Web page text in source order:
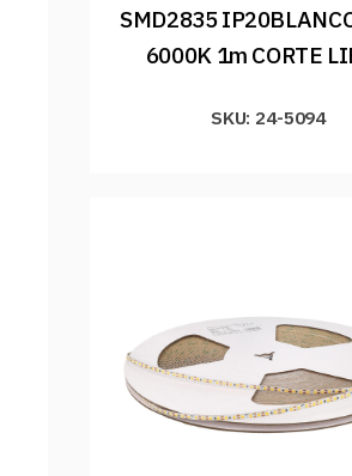
SMD2835
6000K 1m CORTE
SKU: 24-5094